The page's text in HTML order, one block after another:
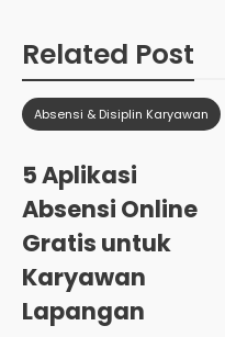
Related Post
Absensi & Disiplin Karyawan
5 Aplikasi
Absensi Online
Gratis untuk
Karyawan
Lapangan